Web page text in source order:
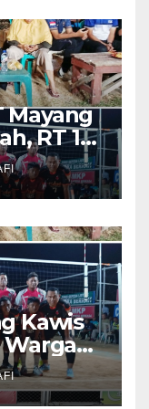
Mayang
RT 11
Kawis
Warga
Final
Dipuji